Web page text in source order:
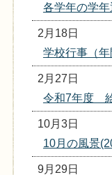
各学年の学
2月18日
学校行事（年
2月27日
令和7年度
10月3日
10月の風景
9月29日